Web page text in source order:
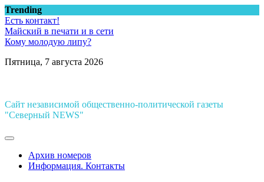
Перейти
к
содержимому
Trending
Есть контакт!
Майский в печати и в сети
Кому молодую липу?
Пятница, 7 августа 2026
Сайт независимой общественно-политической газеты
"Северный NEWS"
Архив номеров
Информация. Контакты